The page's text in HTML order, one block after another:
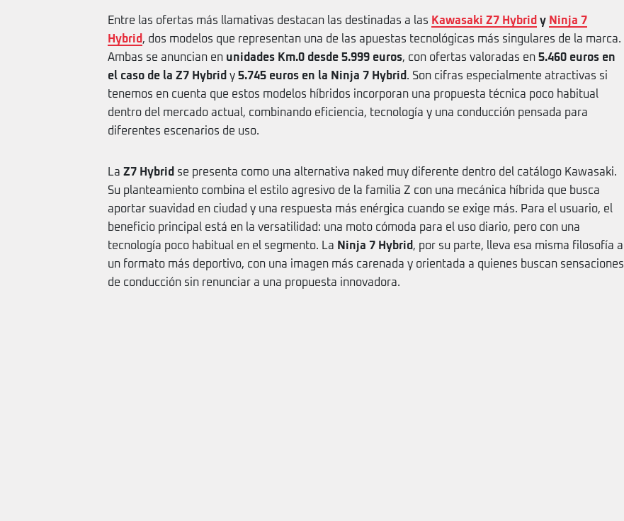
Entre las ofertas más llamativas destacan las destinadas a las Kawasaki Z7 Hybrid y Ninja 7
Hybrid , dos modelos que representan una de las apuestas tecnológicas más singulares de la marca.
Ambas se anuncian en unidades Km.0 desde 5.999 euros, con ofertas valoradas en 5.460 euros en
el caso de la Z7 Hybrid y 5.745 euros en la Ninja 7 Hybrid . Son cifras especialmente atractivas si
tenemos en cuenta que estos modelos híbridos incorporan una propuesta técnica poco habitual
dentro del mercado actual, combinando eficiencia, tecnología y una conducción pensada para
diferentes escenarios de uso.
La Z7 Hybrid se presenta como una alternativa naked muy diferente dentro del catálogo Kawasaki.
Su planteamiento combina el estilo agresivo de la familia Z con una mecánica híbrida que busca
aportar suavidad en ciudad y una respuesta más enérgica cuando se exige más. Para el usuario, el
beneficio principal está en la versatilidad: una moto cómoda para el uso diario, pero con una
tecnología poco habitual en el segmento. La Ninja 7 Hybrid , por su parte, lleva esa misma filosofía a
un formato más deportivo, con una imagen más carenada y orientada a quienes buscan sensaciones
de conducción sin renunciar a una propuesta innovadora.